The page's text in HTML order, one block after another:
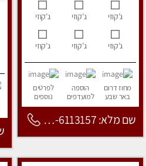
ג’קוזי ג’קוזי ג’קוזי
ג’קוזי ג’קוזי ג’קוזי
מחוז דרום
באר שבע
הוספה
למועדפים
לפרטים
נוספים
שם מלא: 053-6113157